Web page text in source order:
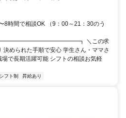
8時間で相談OK （9：00～21：30のう
＼この求
決められた手順で安心 学生さん・ママさ
で長期活躍可能 シフトの相談お気軽
シフト制 昇給あり